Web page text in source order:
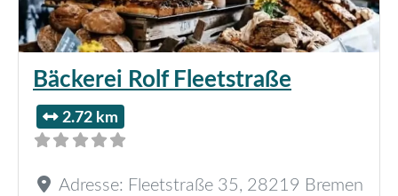
Bäckerei Rolf Fleetstraße
2.72 km
Adresse: Fleetstraße 35, 28219 Bremen